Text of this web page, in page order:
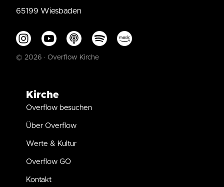
65199 Wiesbaden
© 2026 · Overflow Kirche
Kirche
Overflow besuchen
Über Overflow
Werte & Kultur
Overflow GO
Kontakt